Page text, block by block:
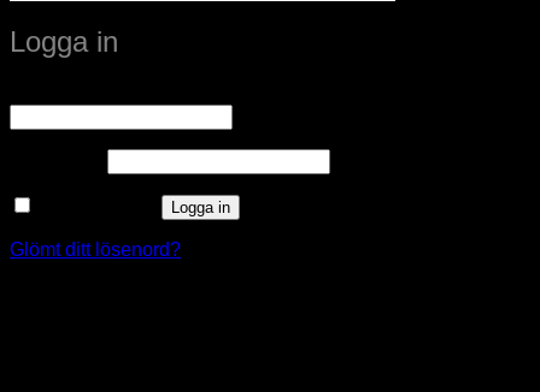
Logga in
Logga in
Glömt ditt lösenord?